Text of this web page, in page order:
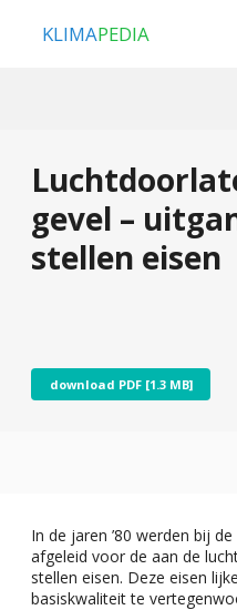
KLIMAPEDIA
gevel –
stellen eisen
download PDF [1.3 MB]
In de jaren ’80 werden bij
afgeleid voor de aan de
stellen eisen. Deze eisen
basiskwaliteit te